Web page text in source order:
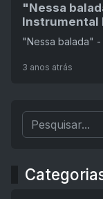
"Nessa
Instrumental
"Nessa balada" -
3 anos atrás